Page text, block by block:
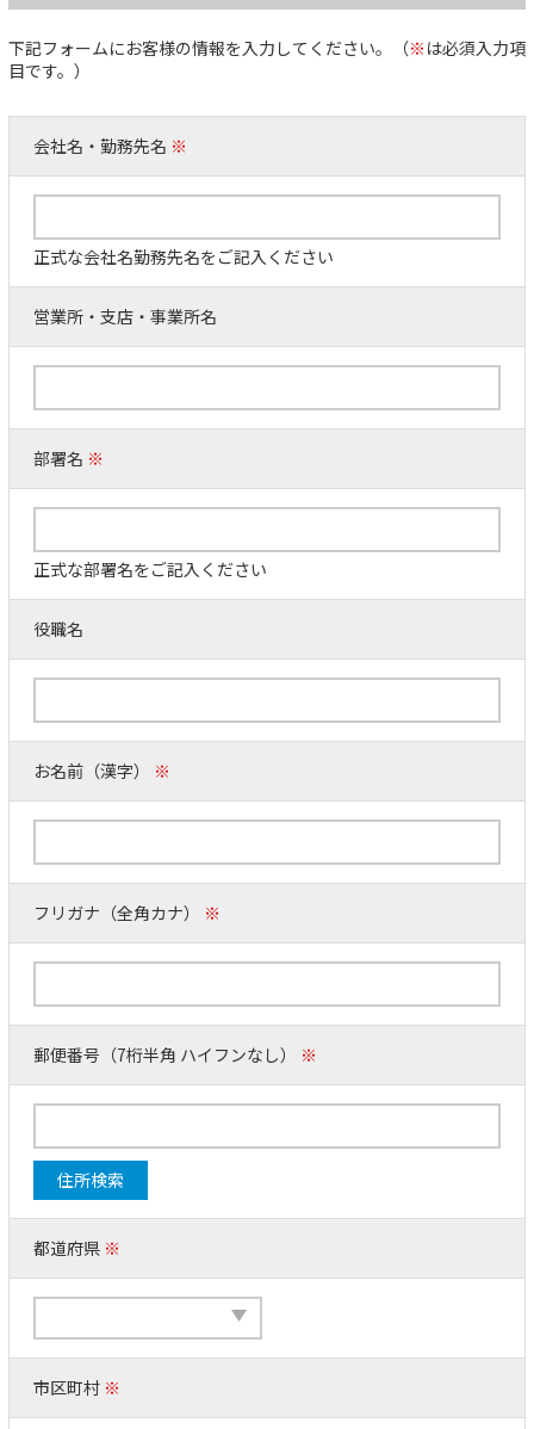
下記フォームにお客様の情報を入力してください。（※ は必須入力項
目です。）
会社名・勤務先名 ※
正式な会社名勤務先名をご記入ください
営業所・支店・事業所名
部署名 ※
正式な部署名をご記入ください
役職名
お名前（漢字） ※
フリガナ（全角カナ） ※
郵便番号（7桁半角 ハイフンなし） ※
住所検索
都道府県 ※
市区町村 ※